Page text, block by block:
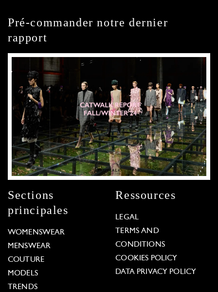
Pré-commander notre dernier
rapport
Sections
principales
WOMENSWEAR
MENSWEAR
COUTURE
MODELS
TRENDS
Ressources
LEGAL
TERMS AND
CONDITIONS
COOKIES POLICY
DATA PRIVACY POLICY